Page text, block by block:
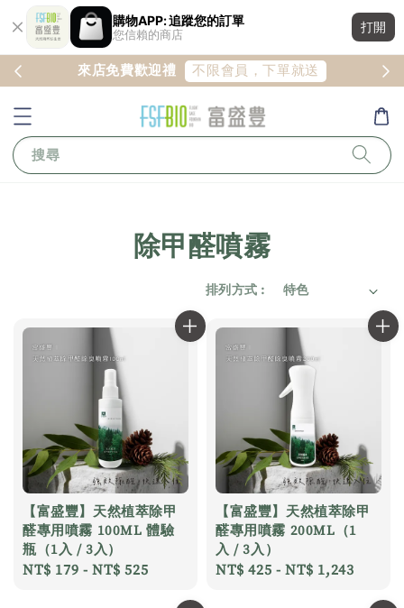
購物APP: 追蹤您的訂單
您信賴的商店
打開
冊 來店免費歡迎禮 不限會員，下單就送
搜尋
除甲醛噴霧
排列方式 :
【富盛豐】天然植萃除甲
醛專用噴霧 100ML 體驗
瓶（1入 / 3入）
Regular
NT$ 179 -NT$ 525
【富盛豐】天然植萃除甲
醛專用噴霧 200ML（1
入 / 3入）
Regular
NT$ 425 -NT$ 1,243